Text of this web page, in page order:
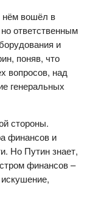
нём вошёл в
ответственным
и
поняв, что
вопросов, над
генеральных
стороны.
финансов и
Но Путин знает,
финансов –